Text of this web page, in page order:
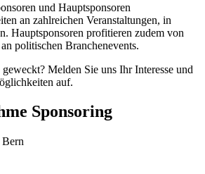
und Hauptsponsoren
an zahlreichen Veranstaltungen, in
Hauptsponsoren profitieren zudem von
politischen Branchenevents.
Melden Sie uns Ihr Interesse und
auf.
Sponsoring